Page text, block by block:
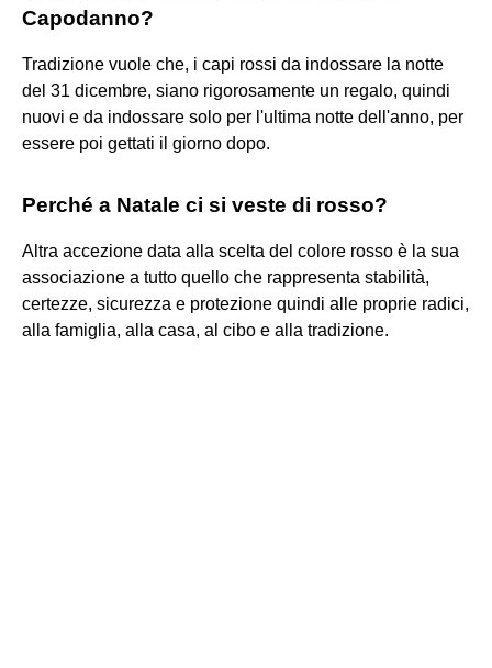
Capodanno?
Tradizione vuole che, i capi rossi da indossare la notte
del 31 dicembre, siano rigorosamente un regalo, quindi
nuovi e da indossare solo per l'ultima notte dell'anno, per
essere poi gettati il giorno dopo.
Perché a Natale ci si veste di rosso?
Altra accezione data alla scelta del colore rosso è la sua
associazione a tutto quello che rappresenta stabilità,
certezze, sicurezza e protezione quindi alle proprie radici,
alla famiglia, alla casa, al cibo e alla tradizione.